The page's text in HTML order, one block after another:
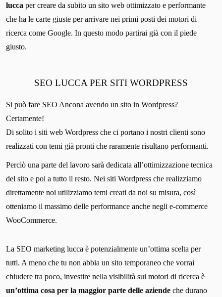
lucca per creare da subito un sito web ottimizzato e performante
che ha le carte giuste per arrivare nei primi posti dei motori di
ricerca come Google. In questo modo partirai già con il piede
giusto.
SEO LUCCA PER SITI WORDPRESS
Si può fare SEO Ancona avendo un sito in Wordpress?
Certamente!
Di solito i siti web Wordpress che ci portano i nostri clienti sono
realizzati con temi già pronti che raramente risultano performanti.
Perciò una parte del lavoro sarà dedicata all’ottimizzazione tecnica
del sito e poi a tutto il resto. Nei siti Wordpress che realizziamo
direttamente noi utilizziamo temi creati da noi su misura, così
otteniamo il massimo delle performance anche negli e-commerce
WooCommerce.
La SEO marketing lucca è potenzialmente un’ottima scelta per
tutti. A meno che tu non abbia un sito temporaneo che vorrai
chiudere tra poco, investire nella visibilità sui motori di ricerca è
un’ottima cosa per la maggior parte delle aziende che durano